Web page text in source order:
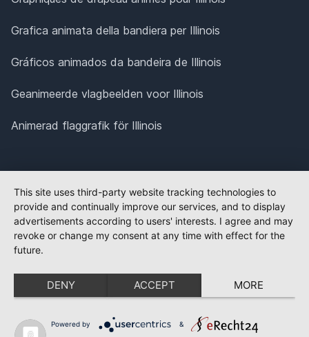
Grafica animata della bandiera per Illinois
Gráficos animados da bandeira de Illinois
Geanimeerde vlagbeelden voor Illinois
Animerad flaggrafik för Illinois
This site uses third-party website tracking technologies to
provide and continually improve our services, and to display
advertisements according to users' interests. I agree and may
revoke or change my consent at any time with effect for the
future.
DENY ACCEPT MORE
Powered by &